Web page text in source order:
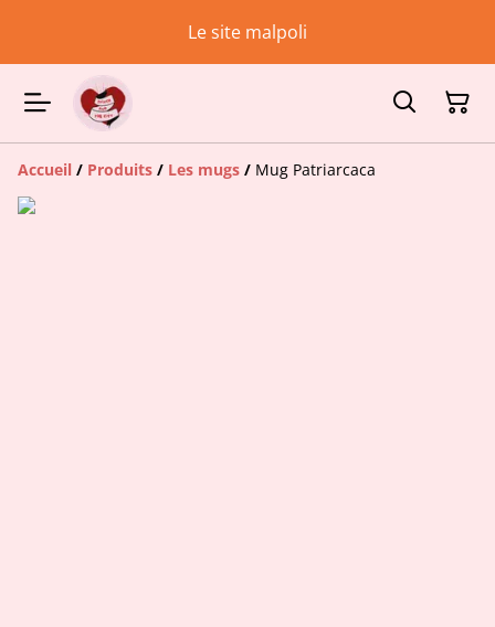
Le site malpoli
Accueil / Produits / Les mugs / Mug Patriarcaca